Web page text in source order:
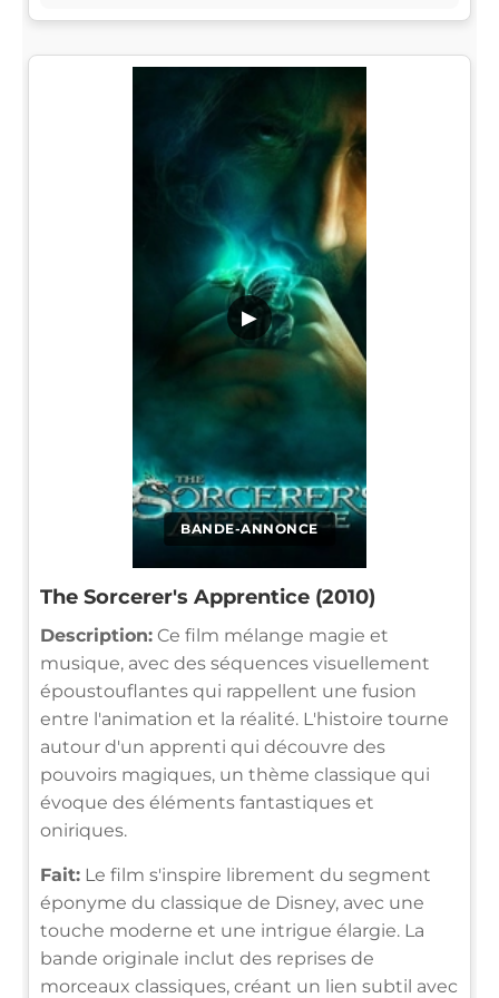
BANDE-ANNONCE
▶
The Sorcerer's Apprentice (2010)
Description: Ce film mélange magie et
musique, avec des séquences visuellement
époustouflantes qui rappellent une fusion
entre l'animation et la réalité. L'histoire tourne
autour d'un apprenti qui découvre des
pouvoirs magiques, un thème classique qui
évoque des éléments fantastiques et
oniriques.
Fait: Le film s'inspire librement du segment
éponyme du classique de Disney, avec une
touche moderne et une intrigue élargie. La
bande originale inclut des reprises de
morceaux classiques, créant un lien subtil avec